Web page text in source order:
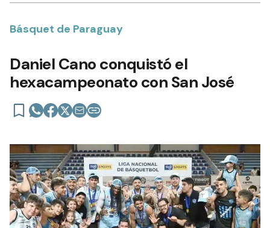
Básquet de Paraguay
Daniel Cano conquistó el
hexacampeonato con San José